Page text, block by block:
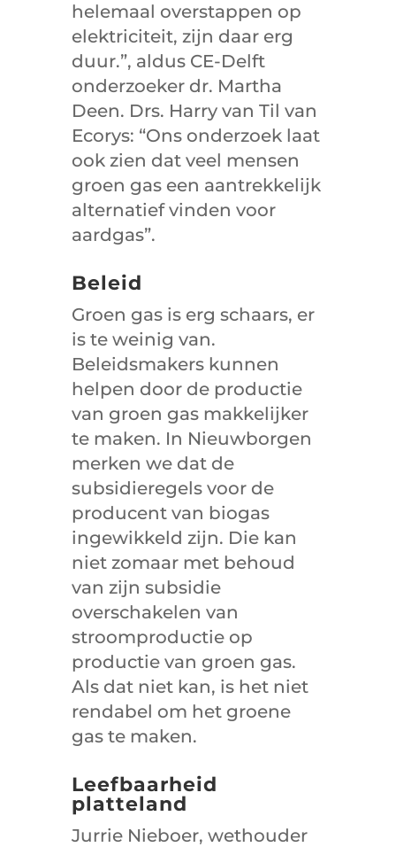
helemaal overstappen op
elektriciteit, zijn daar erg
duur.”, aldus CE-Delft
onderzoeker dr. Martha
Deen. Drs. Harry van Til van
Ecorys: “Ons onderzoek laat
ook zien dat veel mensen
groen gas een aantrekkelijk
alternatief vinden voor
aardgas”.
Beleid
Groen gas is erg schaars, er
is te weinig van.
Beleidsmakers kunnen
helpen door de productie
van groen gas makkelijker
te maken. In Nieuwborgen
merken we dat de
subsidieregels voor de
producent van biogas
ingewikkeld zijn. Die kan
niet zomaar met behoud
van zijn subsidie
overschakelen van
stroomproductie op
productie van groen gas.
Als dat niet kan, is het niet
rendabel om het groene
gas te maken.
Leefbaarheid
platteland
Jurrie Nieboer, wethouder